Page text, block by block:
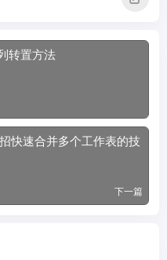
转置方法
快速合并多个工作表的技
下一篇